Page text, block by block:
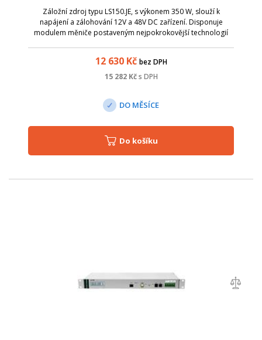
Záložní zdroj typu LS150.JE, s výkonem 350 W, slouží k
napájení a zálohování 12V a 48V DC zařízení. Disponuje
modulem měniče postaveným nejpokrokovější technologií
12 630Kč bez DPH
15 282Kč s DPH
DO MĚSÍCE
Do košíku